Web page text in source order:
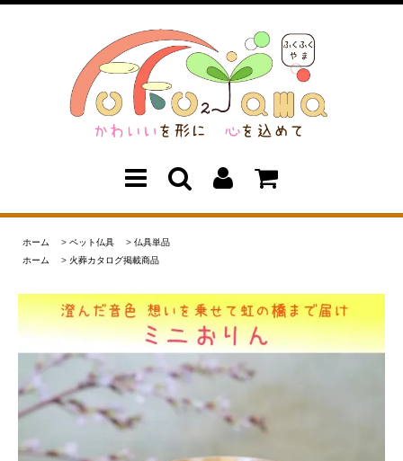
ホーム > ペット仏具 > 仏具単品
ホーム
> 火葬カタログ掲載商品